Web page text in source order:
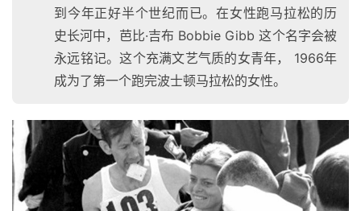
到今年正好半个世纪而已。 在女性跑马拉松的历
史长河中，芭比·吉布 Bobbie Gibb 这个名字会被
永远铭记。这个充满文艺气质的女青年， 1966年
成为了第一个跑完波士顿马拉松的女性。